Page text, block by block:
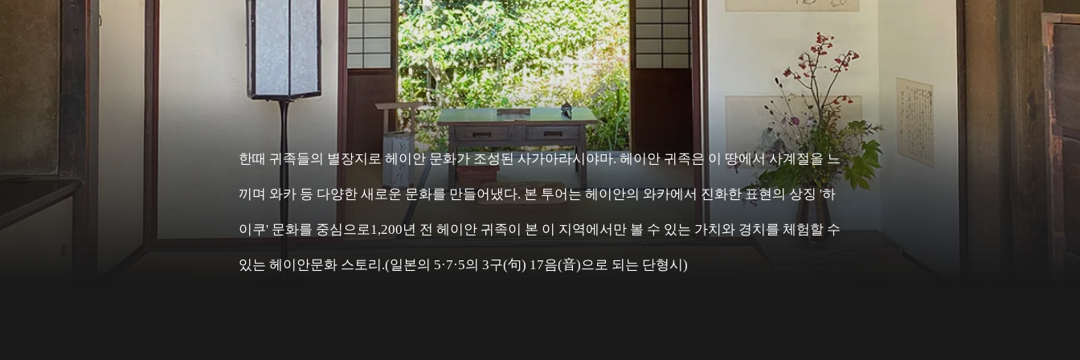
한때 귀족들의 별장지로 헤이안 문화가 조성된 사가아라시야마. 헤이안 귀족은 이 땅에서 사계절을 느
끼며 와카 등 다양한 새로운 문화를 만들어냈다. 본 투어는 헤이안의 와카에서 진화한 표현의 상징 '하
이쿠' 문화를 중심으로1,200년 전 헤이안 귀족이 본 이 지역에서만 볼 수 있는 가치와 경치를 체험할 수
있는 헤이안문화 스토리.(일본의 5·7·5의 3구(句) 17음(音)으로 되는 단형시)